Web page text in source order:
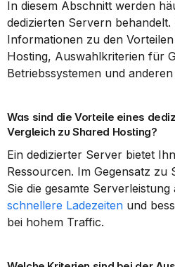
In diesem Abschnitt werden
dedizierten Servern behandelt.
Informationen zu den
Hosting, Auswahlkriterien für
Betriebssystemen und
Was sind die Vorteile eines
Vergleich zu Shared Hosting?
Ein dedizierter Server bietet
Ressourcen. Im Gegensatz zu
schnellere Ladezeiten und
bei hohem Traffic.